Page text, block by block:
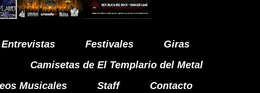
Entrevistas Festivales
Giras
Camisetas de El Templario del Metal
Musicales Staff
Contacto